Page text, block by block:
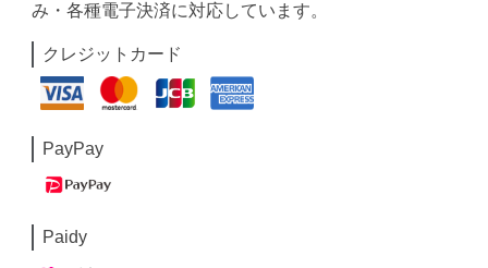
み・各種電子決済に対応しています。
クレジットカード
PayPay
Paidy